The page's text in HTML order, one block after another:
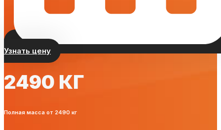
Узнать цену
2490 КГ
Полная масса от 2490 кг